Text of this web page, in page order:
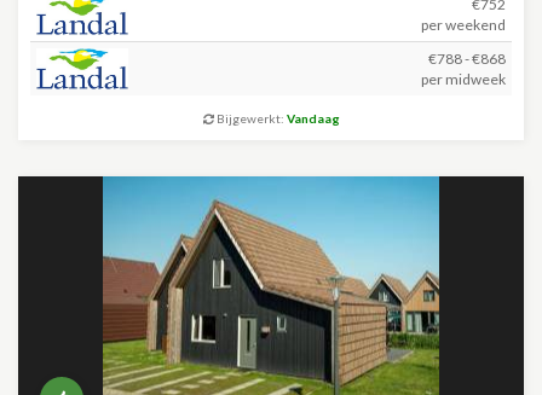
€752
per weekend
€788 - €868
per midweek
Bijgewerkt: Vandaag